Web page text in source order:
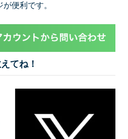
便利です。
てね！